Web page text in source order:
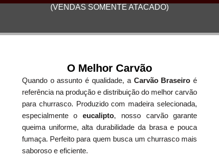
(VENDAS SOMENTE ATACADO)
O Melhor Carvão
Quando o assunto é qualidade, a Carvão Braseiro é
referência na produção e distribuição do melhor carvão
para churrasco. Produzido com madeira selecionada,
especialmente oeucalipto, nosso carvão garante
queima uniforme, alta durabilidade da brasa e pouca
fumaça. Perfeito para quem busca um churrasco mais
saboroso e eficiente.